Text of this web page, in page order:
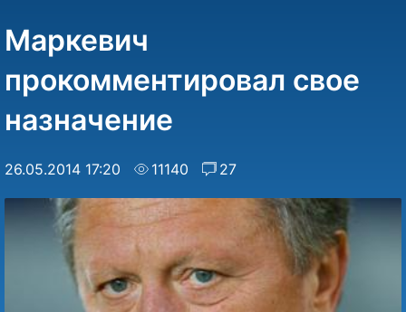
Маркевич
прокомментировал свое
назначение
26.05.2014 17:20 11140 27